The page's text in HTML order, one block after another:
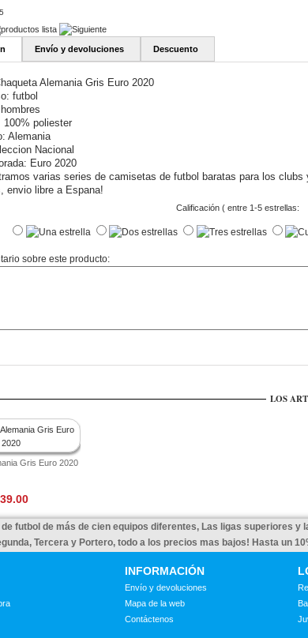
Envío y devoluciones Descuento
Alemania Gris Euro 2020
futbol
100% poliester
Alemania
Nacional
Euro 2020
varias series de camisetas de futbol baratas para los
envio libre a Espana!
Calificación ( entre 1-5 estrellas:
sobre este producto:
LOS
Gris Euro 2020
de futbol de más de cien equipos diferentes, Las ligas superiores
Tercera y Portero, todo a los precios mas bajos! Hasta un
INFORMACIÓN
Envío y devoluciones
Mapa de la web
Contáctenos